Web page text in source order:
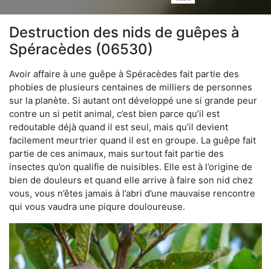
Destruction des nids de guêpes à
Spéracèdes (06530)
Avoir affaire à une guêpe à Spéracèdes fait partie des
phobies de plusieurs centaines de milliers de personnes
sur la planète. Si autant ont développé une si grande peur
contre un si petit animal, c’est bien parce qu’il est
redoutable déjà quand il est seul, mais qu’il devient
facilement meurtrier quand il est en groupe. La guêpe fait
partie de ces animaux, mais surtout fait partie des
insectes qu’on qualifie de nuisibles. Elle est à l’origine de
bien de douleurs et quand elle arrive à faire son nid chez
vous, vous n’êtes jamais à l’abri d’une mauvaise rencontre
qui vous vaudra une piqure douloureuse.